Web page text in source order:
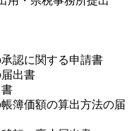
認に関する申請書
届出書
簿価額の算出方法の届